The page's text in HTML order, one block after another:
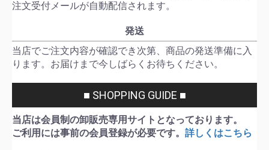
注文受付メールが自動配信されます。
発送
当店でご注文内容が確認でき次第、商品の発送準備に入
ります。お届けまで今しばらくお待ちください。
■ SHOPPING GUIDE ■
当店は会員制の卸販売専用サイトとなっております。
ご利用には事前の会員登録が必要です。 詳しくはこちら